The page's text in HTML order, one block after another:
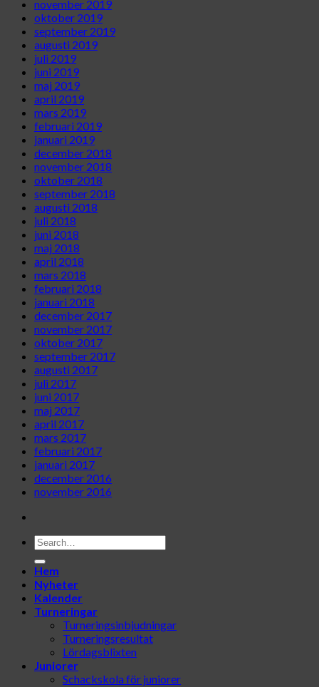
november 2019
oktober 2019
september 2019
augusti 2019
juli 2019
juni 2019
maj 2019
april 2019
mars 2019
februari 2019
januari 2019
december 2018
november 2018
oktober 2018
september 2018
augusti 2018
juli 2018
juni 2018
maj 2018
april 2018
mars 2018
februari 2018
januari 2018
december 2017
november 2017
oktober 2017
september 2017
augusti 2017
juli 2017
juni 2017
maj 2017
april 2017
mars 2017
februari 2017
januari 2017
december 2016
november 2016
Hem
Nyheter
Kalender
Turneringar
Turneringsinbjudningar
Turneringsresultat
Lördagsblixten
Juniorer
Schackskola för juniorer